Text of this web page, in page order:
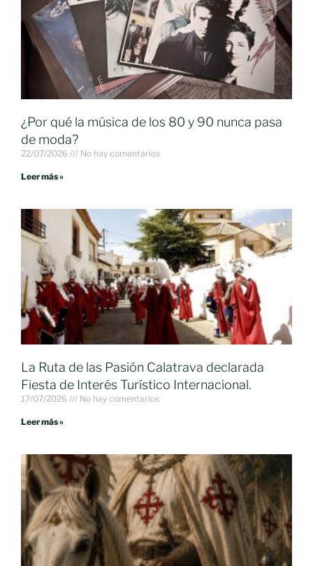
¿Por qué la música de los 80 y 90 nunca pasa
de moda?
22/07/2026 No hay comentarios
Leer más »
La Ruta de las Pasión Calatrava declarada
Fiesta de Interés Turístico Internacional.
17/07/2026 No hay comentarios
Leer más »